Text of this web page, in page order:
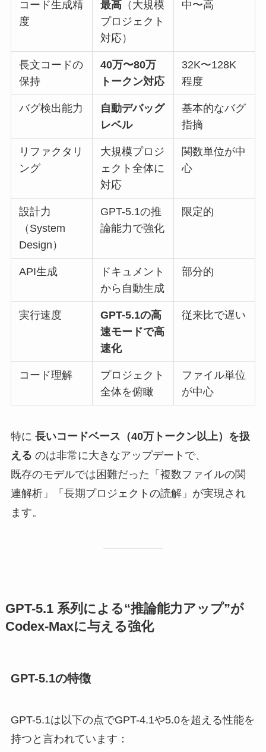
コード生成精
度
最高 （大規模
プロジェクト
対応）
中〜高
長文コードの
保持
40万〜80万
トークン対応
32K〜128K
程度
バグ検出能力
自動デバッグ
レベル
基本的なバグ
指摘
リファクタリ
ング
大規模プロジ
ェクト全体に
対応
関数単位が中
心
設計力
（System
Design）
GPT-5.1の推
論能力で強化
限定的
API生成
ドキュメント
から自動生成
部分的
実行速度
GPT-5.1の高
速モードで高
速化
従来比で遅い
コード理解
プロジェクト
全体を俯瞰
ファイル単位
が中心
特に 長いコードベース（40万トークン以上）を扱
える のは非常に大きなアップデートで、
既存のモデルでは困難だった「複数ファイルの関
連解析」「長期プロジェクトの読解」が実現され
ます。
GPT-5.1 系列による“推論能力アップ”が
Codex-Maxに与える強化
GPT-5.1の特徴
GPT-5.1は以下の点でGPT-4.1や5.0を超える性能を
持つと言われています：